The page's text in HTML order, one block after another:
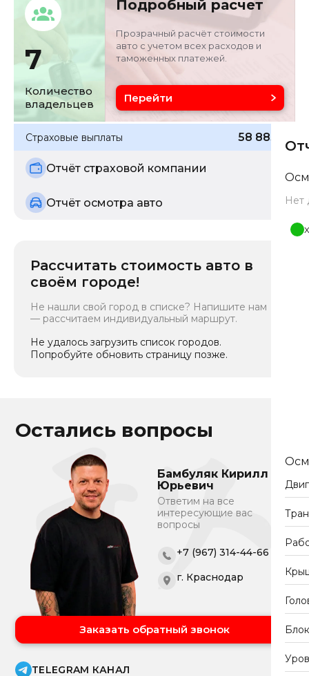
1 л Черный
7
Количество
владельцев
Подробный расчет
Прозрачный расчёт стоимости
авто с учетом всех расходов и
таможенных платежей.
Перейти
Страховые выплаты 58 885
Отчёт страховой компании
Отчёт осмотра авто Нет
Рассчитать стоимость авто в
своём городе!
Не нашли свой город в списке? Напишите нам
— рассчитаем индивидуальный маршрут.
Не удалось загрузить список городов.
Попробуйте обновить страницу позже.
Остались вопросы
Бамбуляк Кирилл
Юрьевич
Ответим на все
интересующие вас
вопросы
+7 (967) 314-44-66
г. Краснодар
Заказать обратный звонок
TELEGRAM КАНАЛ